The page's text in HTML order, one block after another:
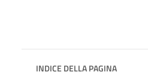
INDICE DELLA PAGINA